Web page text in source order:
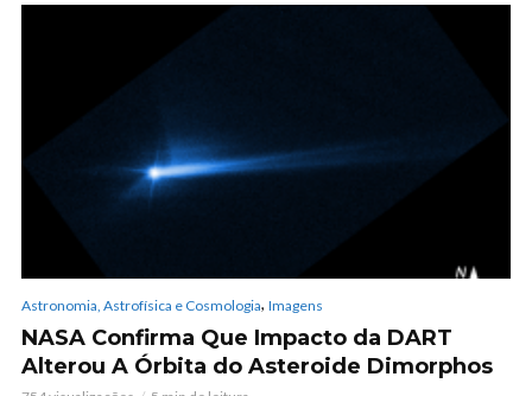
Astronomia, Astrofísica e Cosmologia, Imagens
NASA Confirma Que Impacto da DART
Alterou A Órbita do Asteroide Dimorphos